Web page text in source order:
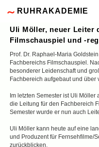
RUHRAKADEMIE
Uli Möller, neuer Leiter
Filmschauspiel und -
Prof. Dr. Raphael-Maria
Fachbereichs Filmschauspiel.
besonderer Leidenschaft und
Fachbereich aufgebaut und über
Im letzten Semester ist Uli
die Leitung für den Fachbereich
Semester wurde er nun auch
Uli Möller kann heute auf eine
und Produzent für Fernsehfilme/
zurückblicken.